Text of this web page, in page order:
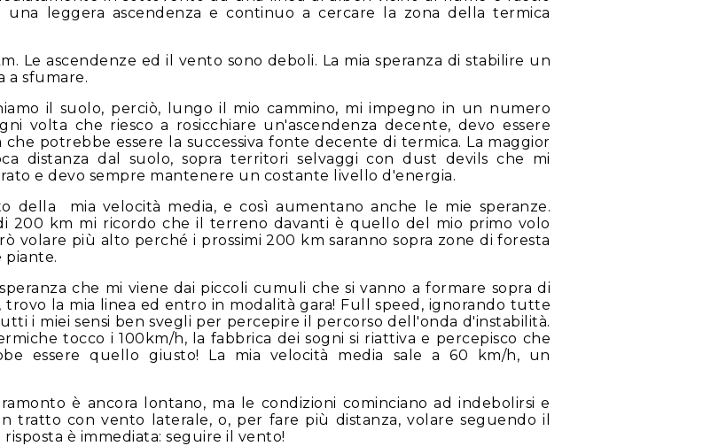
leggera ascendenza e continuo a cercare la zona della termica
Le ascendenze ed il vento sono deboli. La mia speranza di stabilire un
a sfumare.
il suolo, perciò, lungo il mio cammino, mi impegno in un numero
volta che riesco a rosicchiare un'ascendenza decente, devo essere
potrebbe essere la successiva fonte decente di termica. La maggior
distanza dal suolo, sopra territori selvaggi con dust devils che mi
e devo sempre mantenere un costante livello d'energia.
della mia velocità media, e così aumentano anche le mie speranze.
200 km mi ricordo che il terreno davanti è quello del mio primo volo
volare più alto perché i prossimi 200 km saranno sopra zone di foresta
piante.
che mi viene dai piccoli cumuli che si vanno a formare sopra di
trovo la mia linea ed entro in modalità gara! Full speed, ignorando tutte
i miei sensi ben svegli per percepire il percorso dell'onda d'instabilità.
tocco i 100km/h, la fabbrica dei sogni si riattiva e percepisco che
essere quello giusto! La mia velocità media sale a 60 km/h, un
è ancora lontano, ma le condizioni cominciano ad indebolirsi e
tratto con vento laterale, o, per fare più distanza, volare seguendo il
è immediata: seguire il vento!